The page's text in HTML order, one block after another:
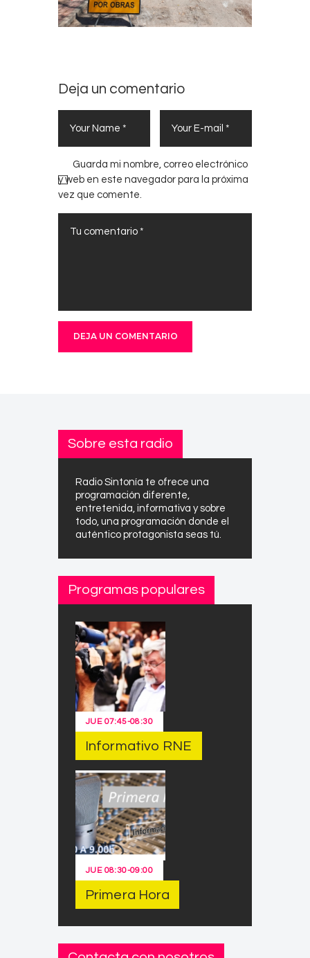
Deja un comentario
Guarda mi nombre, correo electrónico
y web en este navegador para la próxima
vez que comente.
Sobre esta radio
Radio Sintonía te ofrece una
programación diferente,
entretenida, informativa y sobre
todo, una programación donde el
auténtico protagonista seas tú.
Programas populares
JUE 07:45-08:30
Informativo RNE
JUE 08:30-09:00
Primera Hora